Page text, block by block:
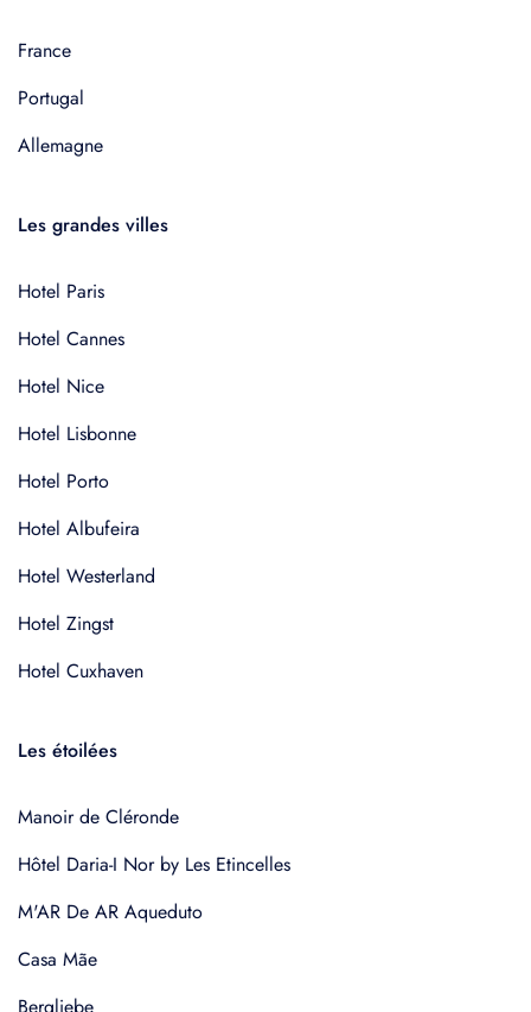
France
Portugal
Allemagne
Les grandes villes
Hotel Paris
Hotel Cannes
Hotel Nice
Hotel Lisbonne
Hotel Porto
Hotel Albufeira
Hotel Westerland
Hotel Zingst
Hotel Cuxhaven
Les étoilées
Manoir de Cléronde
Hôtel Daria-I Nor by Les Etincelles
M'AR De AR Aqueduto
Casa Mãe